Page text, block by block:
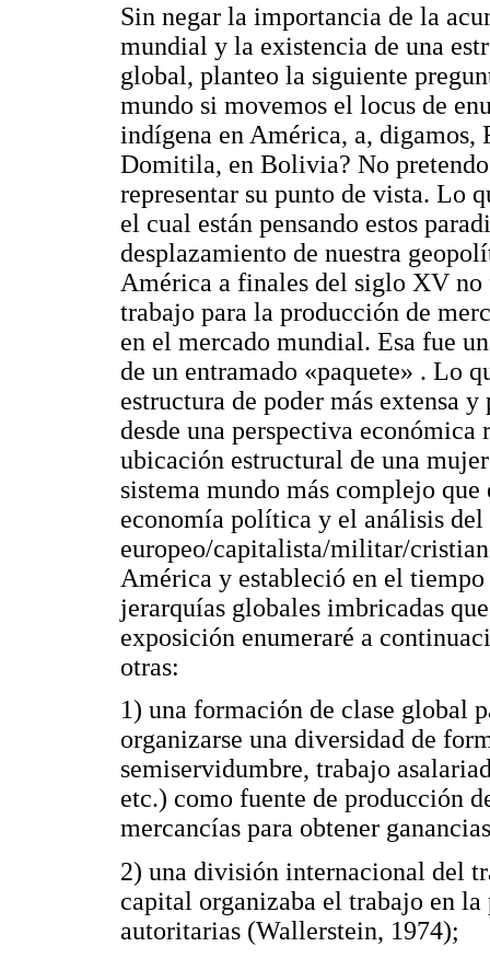
Sin negar la importancia de la
mundial y la existencia de una
global, planteo la siguiente
mundo si movemos el locus de
indígena en América, a, digamos,
Domitila, en Bolivia? No
representar su punto de vista. Lo
el cual están pensando estos
desplazamiento de nuestra
América a finales del siglo XV
trabajo para la producción de
en el mercado mundial. Esa fue
de un entramado «paquete» . Lo
estructura de poder más extensa
desde una perspectiva
ubicación estructural de una
sistema mundo más complejo
economía política y el análisis
europeo/capitalista/militar/
América y estableció en el
jerarquías globales imbricadas
exposición enumeraré a
otras:
1) una formación de clase global
organizarse una diversidad de
semiservidumbre, trabajo
etc.) como fuente de producción
mercancías para obtener
2) una división internacional del
capital organizaba el trabajo en
autoritarias (Wallerstein, 1974);